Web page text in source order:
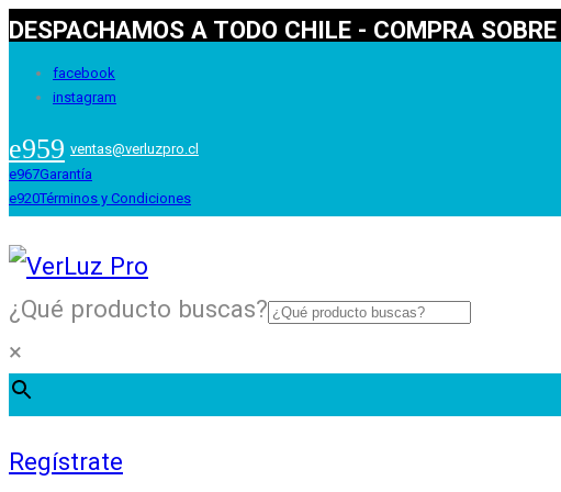
DESPACHAMOS A TODO CHILE - COMPRA
facebook
instagram
ventas@verluzpro.cl
Garantía
Términos y Condiciones
¿Qué producto buscas?
×
Regístrate